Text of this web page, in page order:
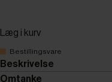
Læg i kurv
Bestillingsvare
Beskrivelse
Omtanke